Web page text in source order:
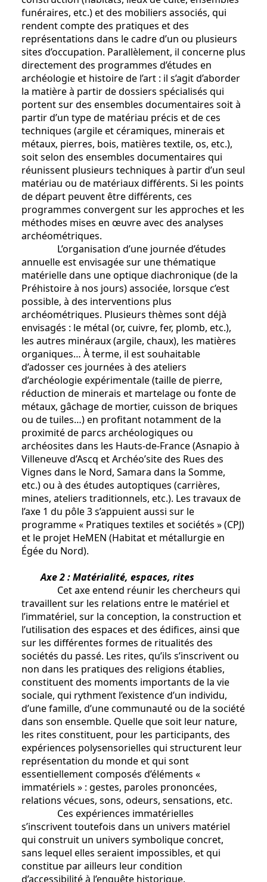
funéraires, etc.) et des mobiliers associés, qui
rendent compte des pratiques et des
représentations dans le cadre d’un ou plusieurs
sites d’occupation. Parallèlement, il concerne plus
directement des programmes d’études en
archéologie et histoire de l’art : il s’agit d’aborder
la matière à partir de dossiers spécialisés qui
portent sur des ensembles documentaires soit à
partir d’un type de matériau précis et de ces
techniques (argile et céramiques, minerais et
métaux, pierres, bois, matières textile, os, etc.),
soit selon des ensembles documentaires qui
réunissent plusieurs techniques à partir d’un seul
matériau ou de matériaux différents. Si les points
de départ peuvent être différents, ces
programmes convergent sur les approches et les
méthodes mises en œuvre avec des analyses
archéométriques.
L’organisation d’une journée d’études
annuelle est envisagée sur une thématique
matérielle dans une optique diachronique (de la
Préhistoire à nos jours) associée, lorsque c’est
possible, à des interventions plus
archéométriques. Plusieurs thèmes sont déjà
envisagés : le métal (or, cuivre, fer, plomb, etc.),
les autres minéraux (argile, chaux), les matières
organiques… À terme, il est souhaitable
d’adosser ces journées à des ateliers
d’archéologie expérimentale (taille de pierre,
réduction de minerais et martelage ou fonte de
métaux, gâchage de mortier, cuisson de briques
ou de tuiles…) en profitant notamment de la
proximité de parcs archéologiques ou
archéosites dans les Hauts-de-France (Asnapio à
Villeneuve d’Ascq et Archéo’site des Rues des
Vignes dans le Nord, Samara dans la Somme,
etc.) ou à des études autoptiques (carrières,
mines, ateliers traditionnels, etc.). Les travaux de
l’axe 1 du pôle 3 s’appuient aussi sur le
programme « Pratiques textiles et sociétés » (CPJ)
et le projet HeMEN (Habitat et métallurgie en
Égée du Nord).
Axe 2 : Matérialité, espaces, rites
Cet axe entend réunir les chercheurs qui
travaillent sur les relations entre le matériel et
l’immatériel, sur la conception, la construction et
l’utilisation des espaces et des édifices, ainsi que
sur les différentes formes de ritualités des
sociétés du passé. Les rites, qu’ils s’inscrivent ou
non dans les pratiques des religions établies,
constituent des moments importants de la vie
sociale, qui rythment l’existence d’un individu,
d’une famille, d’une communauté ou de la société
dans son ensemble. Quelle que soit leur nature,
les rites constituent, pour les participants, des
expériences polysensorielles qui structurent leur
représentation du monde et qui sont
essentiellement composés d’éléments «
immatériels » : gestes, paroles prononcées,
relations vécues, sons, odeurs, sensations, etc.
Ces expériences immatérielles
s’inscrivent toutefois dans un univers matériel
qui construit un univers symbolique concret,
sans lequel elles seraient impossibles, et qui
constitue par ailleurs leur condition
d’accessibilité à l’enquête historique.